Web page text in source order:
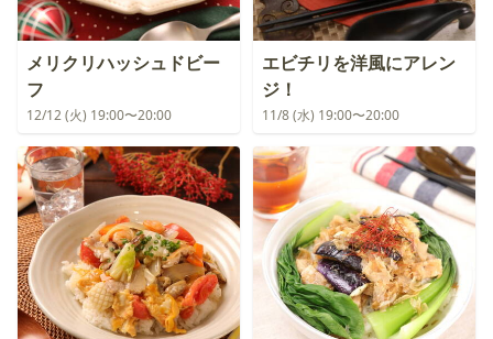
メリクリハッシュドビー
フ
12/12 (火) 19:00〜20:00
エビチリを洋風にアレン
ジ！
11/8 (水) 19:00〜20:00